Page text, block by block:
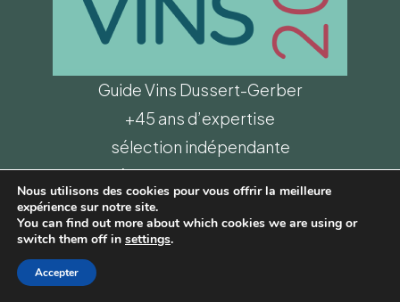
Guide Vins Dussert-Gerber
+45 ans d’expertise
sélection indépendante
dégustations et conseils
Beauregard 33124 Auros
05 56 65 51 57
contact@millesimes.fr
Nous utilisons des cookies pour vous offrir la meilleure
expérience sur notre site.
You can find out more about which cookies we are using or
switch them off in settings.
Accepter